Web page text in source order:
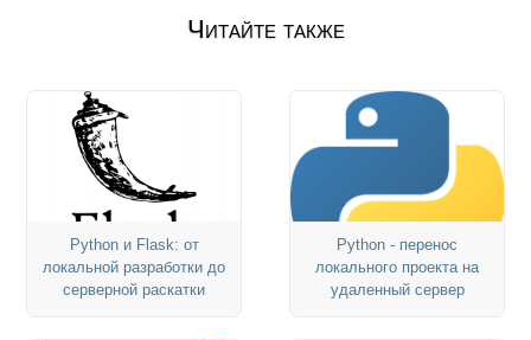
Читайте также
Python и Flask: от
локальной разработки до
серверной раскатки
Python - перенос
локального проекта на
удаленный сервер